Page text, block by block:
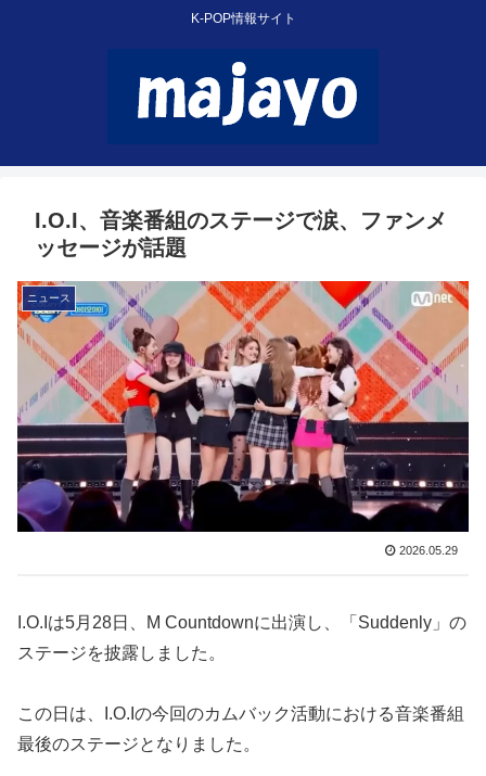
K-POP情報サイト
I.O.I、音楽番組のステージで涙、ファンメ
ッセージが話題
ニュース
2026.05.29
I.O.Iは5月28日、M Countdownに出演し、「Suddenly」の
ステージを披露しました。
この日は、I.O.Iの今回のカムバック活動における音楽番組
最後のステージとなりました。